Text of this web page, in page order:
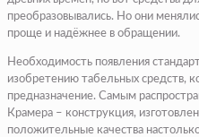
преобразовывались. Но они
проще и надёжнее в обращении.
Необходимость появления
изобретению табельных средств,
предназначение. Самым
Крамера – конструкция,
положительные качества